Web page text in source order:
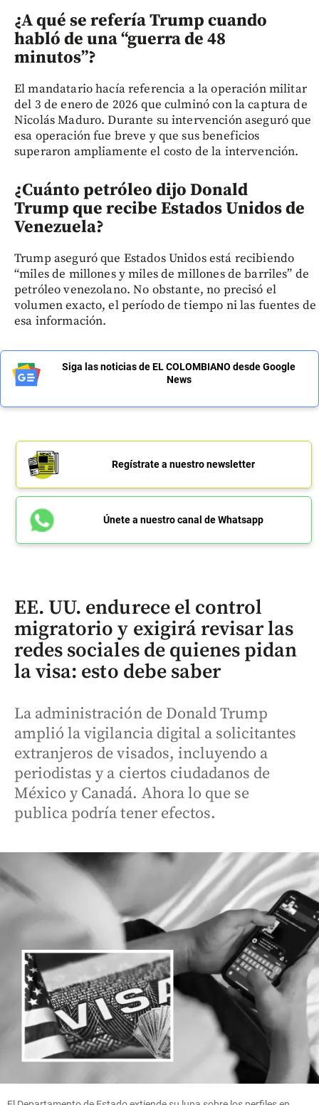
¿A qué se refería Trump cuando
habló de una “guerra de 48
minutos”?
El mandatario hacía referencia a la operación militar
del 3 de enero de 2026 que culminó con la captura de
Nicolás Maduro. Durante su intervención aseguró que
esa operación fue breve y que sus beneficios
superaron ampliamente el costo de la intervención.
¿Cuánto petróleo dijo Donald
Trump que recibe Estados Unidos de
Venezuela?
Trump aseguró que Estados Unidos está recibiendo
“miles de millones y miles de millones de barriles” de
petróleo venezolano. No obstante, no precisó el
volumen exacto, el período de tiempo ni las fuentes de
esa información.
Siga las noticias de EL COLOMBIANO desde Google
News
Regístrate a nuestro newsletter
Únete a nuestro canal de Whatsapp
EE. UU. endurece el control
migratorio y exigirá revisar las
redes sociales de quienes pidan
la visa: esto debe saber
La administración de Donald Trump
amplió la vigilancia digital a solicitantes
extranjeros de visados, incluyendo a
periodistas y a ciertos ciudadanos de
México y Canadá. Ahora lo que se
publica podría tener efectos.